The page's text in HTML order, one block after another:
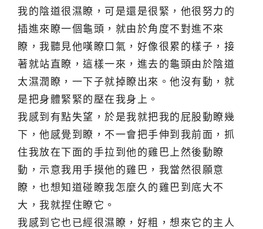
我的陰道很濕瞭，可是還是很緊，他很努力的
插進來瞭一個龜頭，就由於角度不對進不來
瞭，我聽見他嘆瞭口氣，好像很累的樣子，接
著就站直瞭，這樣一來，進去的龜頭由於陰道
太濕潤瞭，一下子就掉瞭出來。他沒有動，就
是把身體緊緊的壓在我身上。
我感到有點失望，於是我就把我的屁股動瞭幾
下，他感覺到瞭，不一會把手伸到我前面，抓
住我放在下面的手拉到他的雞巴上然後動瞭
動，示意我用手摸他的雞巴，我當然很願意
瞭，也想知道碰瞭我怎麼久的雞巴到底大不
大，我就捏住瞭它。
我感到它也已經很濕瞭，好粗，想來它的主人